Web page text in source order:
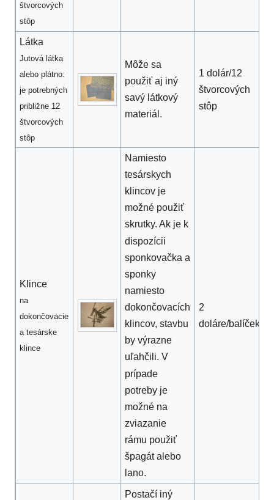
štvorcových
stôp
Látka
Jutová látka
alebo plátno:
je potrebných
približne 12
štvorcových
stôp
Môže sa
použiť aj iný
savý látkový
materiál.
1 dolár/12
štvorcových
stôp
Klince
na
dokončovacie
a tesárske
klince
Namiesto
tesárskych
klincov je
možné použiť
skrutky. Ak je k
dispozícii
sponkovačka a
sponky
namiesto
dokončovacích
klincov, stavbu
by výrazne
uľahčili. V
prípade
potreby je
možné na
zviazanie
rámu použiť
špagát alebo
lano.
2
doláre/balíček
Postačí iný